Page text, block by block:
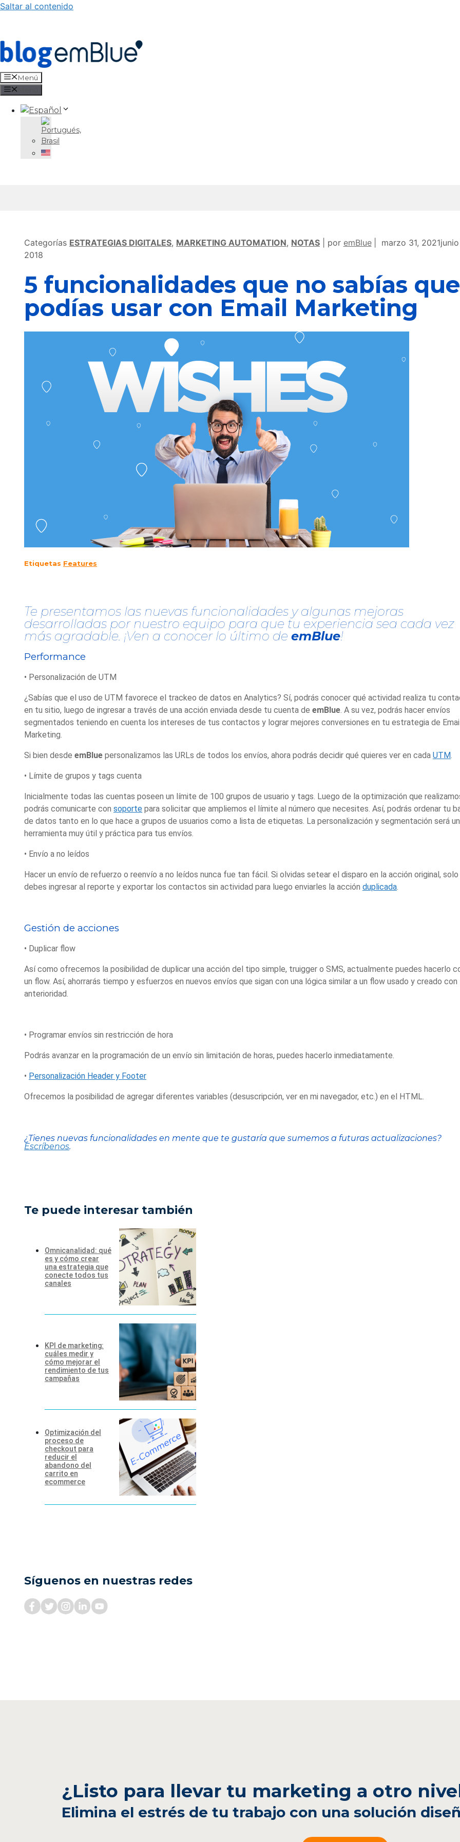
Saltar al contenido
Menú
Categorías ESTRATEGIAS DIGITALES, MARKETING AUTOMATION, NOTAS por emBlue marzo 31, 2021
2018
5 funcionalidades que no sabías que
podías usar con Email Marketing
Etiquetas Features
Te presentamos las nuevas funcionalidades y algunas mejoras
desarrolladas por nuestro equipo para que tu experiencia sea cada vez
más agradable. ¡Ven a conocer lo último de emBlue!
Performance
• Personalización de UTM
¿Sabías que el uso de UTM favorece el trackeo de datos en Analytics? Sí, podrás conocer qué actividad realiza tu
en tu sitio, luego de ingresar a través de una acción enviada desde tu cuenta de emBlue. A su vez, podrás hacer envíos
segmentados teniendo en cuenta los intereses de tus contactos y lograr mejores conversiones en tu estrategia de
Marketing.
Si bien desde emBlue personalizamos las URLs de todos los envíos, ahora podrás decidir qué quieres ver en cada UTM.
• Límite de grupos y tags cuenta
Inicialmente todas las cuentas poseen un límite de 100 grupos de usuario y tags. Luego de la optimización que
podrás comunicarte con soporte para solicitar que ampliemos el límite al número que necesites. Así, podrás ordenar tu
de datos tanto en lo que hace a grupos de usuarios como a lista de etiquetas. La personalización y segmentación será
herramienta muy útil y práctica para tus envíos.
• Envío a no leídos
Hacer un envío de refuerzo o reenvío a no leídos nunca fue tan fácil. Si olvidas setear el disparo en la acción original, solo
debes ingresar al reporte y exportar los contactos sin actividad para luego enviarles la acción duplicada.
Gestión de acciones
• Duplicar flow
Así como ofrecemos la posibilidad de duplicar una acción del tipo simple, truigger o SMS, actualmente puedes hacerlo
un flow. Así, ahorrarás tiempo y esfuerzos en nuevos envíos que sigan con una lógica similar a un flow usado y creado con
anterioridad.
• Programar envíos sin restricción de hora
Podrás avanzar en la programación de un envío sin limitación de horas, puedes hacerlo inmediatamente.
• Personalización Header y Footer
Ofrecemos la posibilidad de agregar diferentes variables (desuscripción, ver en mi navegador, etc.) en el HTML.
¿Tienes nuevas funcionalidades en mente que te gustaría que sumemos a futuras actualizaciones?
Escríbenos.
Te puede interesar también
Omnicanalidad: qué
es y cómo crear
una estrategia que
conecte todos tus
canales
KPI de marketing:
cuáles medir y
cómo mejorar el
rendimiento de tus
campañas
Optimización del
proceso de
checkout para
reducir el
abandono del
carrito en
ecommerce
Síguenos en nuestras redes
¿Listo para llevar tu marketing a otro
Elimina el estrés de tu trabajo con una solución